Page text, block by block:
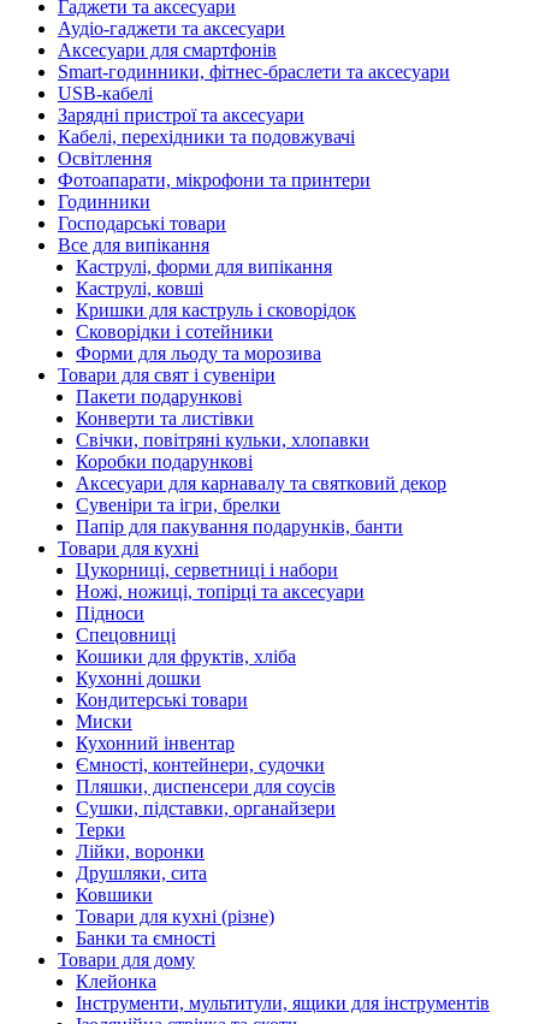
Гаджети та аксесуари
Аудіо-гаджети та аксесуари
Аксесуари для смартфонів
Smart-годинники, фітнес-браслети та аксесуари
USB-кабелі
Зарядні пристрої та аксесуари
Кабелі, перехідники та подовжувачі
Освітлення
Фотоапарати, мікрофони та принтери
Годинники
Господарські товари
Все для випікання
Каструлі, форми для випікання
Каструлі, ковші
Кришки для каструль і сковорідок
Сковорідки і сотейники
Форми для льоду та морозива
Товари для свят і сувеніри
Пакети подарункові
Конверти та листівки
Свічки, повітряні кульки, хлопавки
Коробки подарункові
Аксесуари для карнавалу та святковий декор
Сувеніри та ігри, брелки
Папір для пакування подарунків, банти
Товари для кухні
Цукорниці, серветниці і набори
Ножі, ножиці, топірці та аксесуари
Підноси
Спецовниці
Кошики для фруктів, хліба
Кухонні дошки
Кондитерські товари
Миски
Кухонний інвентар
Ємності, контейнери, судочки
Пляшки, диспенсери для соусів
Сушки, підставки, органайзери
Терки
Лійки, воронки
Друшляки, сита
Ковшики
Товари для кухні (різне)
Банки та ємності
Товари для дому
Клейонка
Інструменти, мультитули, ящики для інструментів